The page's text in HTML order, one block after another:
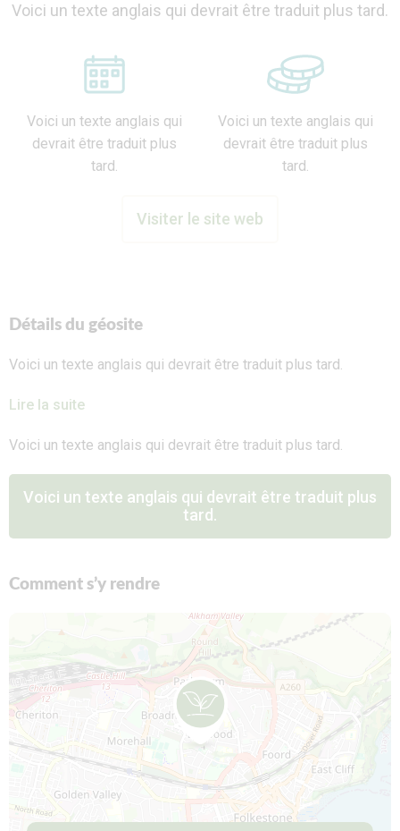
Voici un texte anglais qui devrait être traduit plus tard.
Voici un texte anglais qui
devrait être traduit plus
tard.
Voici un texte anglais qui
devrait être traduit plus
tard.
Visiter le site web
Détails du géosite
Voici un texte anglais qui devrait être traduit plus tard.
Lire la suite
Voici un texte anglais qui devrait être traduit plus tard.
Voici un texte anglais qui devrait être traduit plus
tard.
Comment s’y rendre